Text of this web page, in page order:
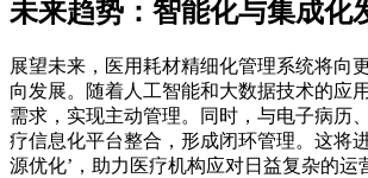
未来趋势：智能化与集成化
展望未来，医用耗材精细化管理系统将向
向发展。随着人工智能和大数据技术的应
需求，实现主动管理。同时，与电子病历
疗信息化平台整合，形成闭环管理。这将
源优化’，助力医疗机构应对日益复杂的运